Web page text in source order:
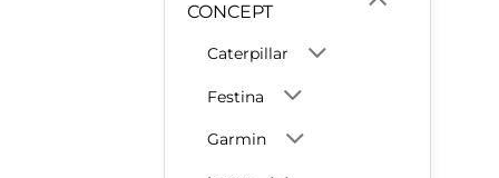
CONCEPT
Caterpillar
Festina
Garmin